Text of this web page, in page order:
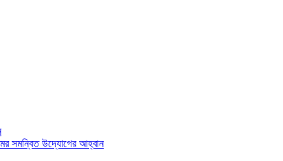
সমন্বিত উদ্যোগের আহ্বান